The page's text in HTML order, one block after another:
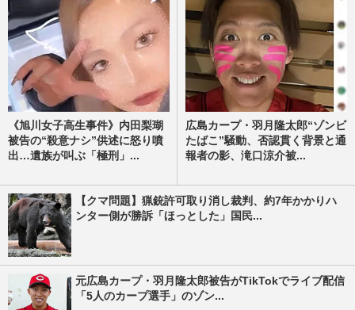
《旭川女子高生事件》内田梨瑚
被告の“殺意ナシ”供述に怒り噴
出…遺族が叫ぶ「極刑」...
広島カープ・羽月隆太郎“ゾンビ
たばこ”騒動、否認貫く背景と通
報者の影、滝口涼介被...
【クマ問題】猟銃許可取り消し裁判、約7年かかりハ
ンター側が勝訴「ほっとした」国民...
元広島カープ・羽月隆太郎被告がTikTokでライブ配信
「5人のカープ選手」のゾン...